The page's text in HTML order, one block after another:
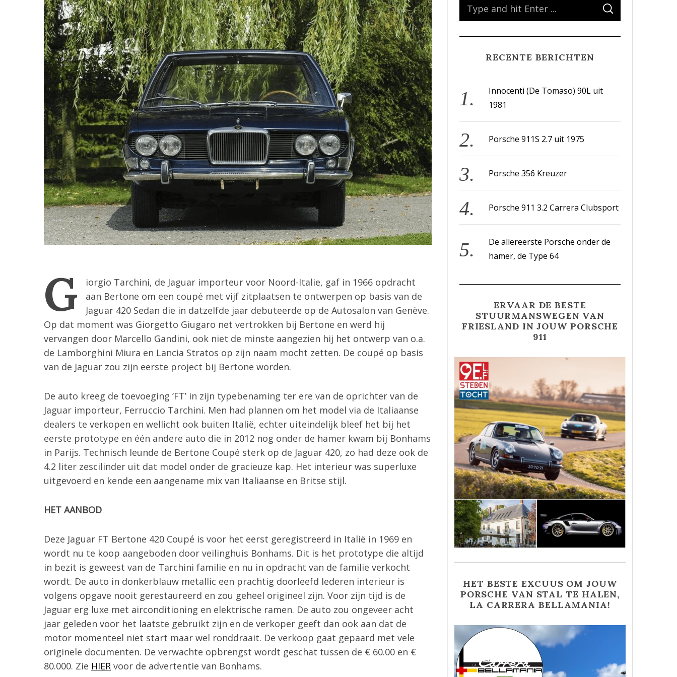
G
iorgio Tarchini, de Jaguar importeur voor Noord-Italie, gaf in 1966 opdracht
aan Bertone om een coupé met vijf zitplaatsen te ontwerpen op basis van de
Jaguar 420 Sedan die in datzelfde jaar debuteerde op de Autosalon van Genève.
Op dat moment was Giorgetto Giugaro net vertrokken bij Bertone en werd hij
vervangen door Marcello Gandini, ook niet de minste aangezien hij het ontwerp van o.a.
de Lamborghini Miura en Lancia Stratos op zijn naam mocht zetten. De coupé op basis
van de Jaguar zou zijn eerste project bij Bertone worden.
De auto kreeg de toevoeging ‘FT’ in zijn typebenaming ter ere van de oprichter van de
Jaguar importeur, Ferruccio Tarchini. Men had plannen om het model via de Italiaanse
dealers te verkopen en wellicht ook buiten Italië, echter uiteindelijk bleef het bij het
eerste prototype en één andere auto die in 2012 nog onder de hamer kwam bij Bonhams
in Parijs. Technisch leunde de Bertone Coupé sterk op de Jaguar 420, zo had deze ook de
4.2 liter zescilinder uit dat model onder de gracieuze kap. Het interieur was superluxe
uitgevoerd en kende een aangename mix van Italiaanse en Britse stijl.
HET AANBOD
Deze Jaguar FT Bertone 420 Coupé is voor het eerst geregistreerd in Italië in 1969 en
wordt nu te koop aangeboden door veilinghuis Bonhams. Dit is het prototype die altijd
in bezit is geweest van de Tarchini familie en nu in opdracht van de familie verkocht
wordt. De auto in donkerblauw metallic een prachtig doorleefd lederen interieur is
volgens opgave nooit gerestaureerd en zou geheel origineel zijn. Voor zijn tijd is de
Jaguar erg luxe met airconditioning en elektrische ramen. De auto zou ongeveer acht
jaar geleden voor het laatste gebruikt zijn en de verkoper geeft dan ook aan dat de
motor momenteel niet start maar wel ronddraait. De verkoop gaat gepaard met vele
originele documenten. De verwachte opbrengst wordt geschat tussen de € 60.00 en €
80.000. Zie HIER voor de advertentie van Bonhams.
o
S
A
C
RECENTE BERICHTEN
Innocenti (De Tomaso) 90L uit
1981
Porsche 911S 2.7 uit 1975
Porsche 356 Kreuzer
Porsche 911 3.2 Carrera Clubsport
De allereerste Porsche onder de
hamer, de Type 64
ERVAAR DE BESTE
STUURMANSWEGEN VAN
FRIESLAND IN JOUW PORSCHE
911
HET BESTE EXCUUS OM JOUW
PORSCHE VAN STAL TE HALEN,
LA CARRERA BELLAMANIA!
S
r
c
h
o
r
: